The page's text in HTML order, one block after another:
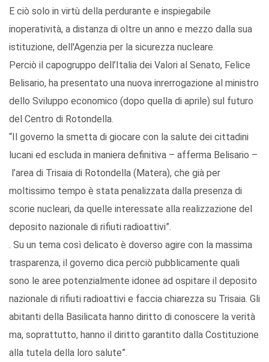
E ciò solo in virtù della perdurante e inspiegabile
inoperatività, a distanza di oltre un anno e mezzo dalla sua
istituzione, dell'Agenzia per la sicurezza nucleare.
Perciò il capogruppo dell’Italia dei Valori al Senato, Felice
Belisario, ha presentato una nuova inrerrogazione al ministro
dello Sviluppo economico (dopo quella di aprile) sul futuro
del Centro di Rotondella.
“Il governo la smetta di giocare con la salute dei cittadini
lucani ed escluda in maniera definitiva – afferma Belisario –
l’area di Trisaia di Rotondella (Matera), che già per
moltissimo tempo è stata penalizzata dalla presenza di
scorie nucleari, da quelle interessate alla realizzazione del
deposito nazionale di rifiuti radioattivi”.
. Su un tema così delicato è doverso agire con la massima
trasparenza, il governo dica perciò pubblicamente quali
sono le aree potenzialmente idonee ad ospitare il deposito
nazionale di rifiuti radioattivi e faccia chiarezza su Trisaia. Gli
abitanti della Basilicata hanno diritto di conoscere la verità
ma, soprattutto, hanno il diritto garantito dalla Costituzione
alla tutela della loro salute”.